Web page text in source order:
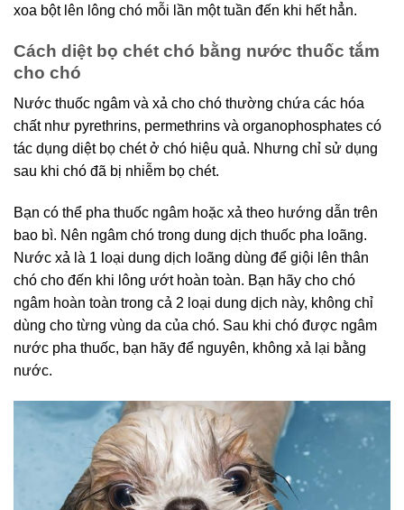
xoa bột lên lông chó mỗi lần một tuần đến khi hết hẳn.
Cách diệt bọ chét chó bằng nước thuốc tắm
cho chó
Nước thuốc ngâm và xả cho chó thường chứa các hóa
chất như pyrethrins, permethrins và organophosphates có
tác dụng diệt bọ chét ở chó hiệu quả. Nhưng chỉ sử dụng
sau khi chó đã bị nhiễm bọ chét.
Bạn có thể pha thuốc ngâm hoặc xả theo hướng dẫn trên
bao bì. Nên ngâm chó trong dung dịch thuốc pha loãng.
Nước xả là 1 loại dung dịch loãng dùng để giội lên thân
chó cho đến khi lông ướt hoàn toàn. Bạn hãy cho chó
ngâm hoàn toàn trong cả 2 loại dung dịch này, không chỉ
dùng cho từng vùng da của chó. Sau khi chó được ngâm
nước pha thuốc, bạn hãy để nguyên, không xả lại bằng
nước.